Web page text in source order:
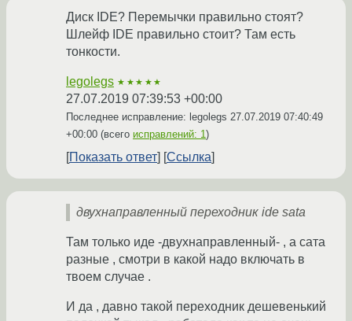
Диск IDE? Перемычки правильно стоят?
Шлейф IDE правильно стоит? Там есть
тонкости.
legolegs ★★★★★
27.07.2019 07:39:53 +00:00
Последнее исправление: legolegs 27.07.2019 07:40:49
+00:00 (всего исправлений: 1)
Показать ответ Ссылка
двухнаправленный переходник ide sata
Там только иде -двухнаправленный- , а сата
разные , смотри в какой надо включать в
твоем случае .
И да , давно такой переходник дешевенький